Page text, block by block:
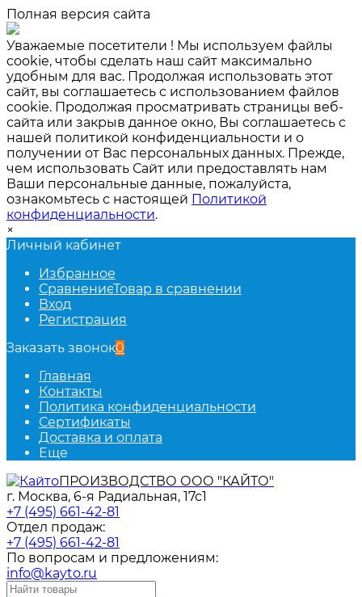
Полная версия сайта
Уважаемые посетители ! Мы используем файлы
cookie, чтобы сделать наш сайт максимально
удобным для вас. Продолжая использовать этот
сайт, вы соглашаетесь с использованием файлов
cookie. Продолжая просматривать страницы веб-
сайта или закрыв данное окно, Вы соглашаетесь с
нашей политикой конфиденциальности и о
получении от Вас персональных данных. Прежде,
чем использовать Сайт или предоставлять нам
Ваши персональные данные, пожалуйста,
ознакомьтесь с настоящей Политикой
конфиденциальности.
×
Личный кабинет
Избранное
СравнениеТовар в сравнении
Вход
Регистрация
Заказать звонок0
Главная
Контакты
Политика конфиденциальности
Сертификаты
Доставка и оплата
Еще
ПРОИЗВОДСТВО ООО "КАЙТО"
г. Москва, 6-я Радиальная, 17с1
+7 (495) 661-42-81
Отдел продаж:
+7 (495) 661-42-81
По вопросам и предложениям:
info@kayto.ru